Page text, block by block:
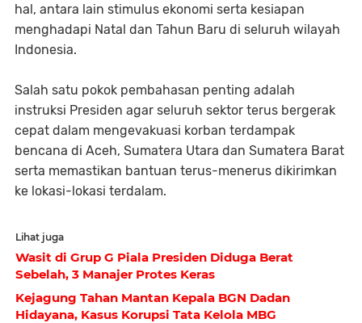
hal, antara lain stimulus ekonomi serta kesiapan
menghadapi Natal dan Tahun Baru di seluruh wilayah
Indonesia.
Salah satu pokok pembahasan penting adalah
instruksi Presiden agar seluruh sektor terus bergerak
cepat dalam mengevakuasi korban terdampak
bencana di Aceh, Sumatera Utara dan Sumatera Barat
serta memastikan bantuan terus-menerus dikirimkan
ke lokasi-lokasi terdalam.
Lihat juga
Wasit di Grup G Piala Presiden Diduga Berat
Sebelah, 3 Manajer Protes Keras
Kejagung Tahan Mantan Kepala BGN Dadan
Hidayana, Kasus Korupsi Tata Kelola MBG